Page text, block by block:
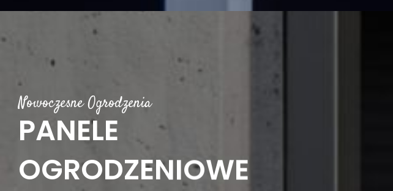
Nowoczesne Ogrodzenia
PANELE
OGRODZENIOWE